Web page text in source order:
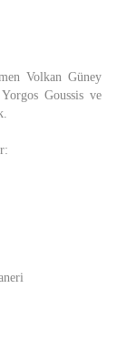
Volkan Güney
Goussis ve